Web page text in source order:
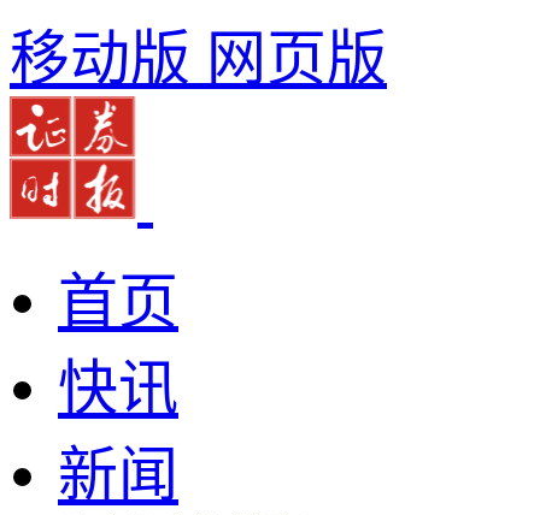
移动版 网页版
首页
快讯
新闻